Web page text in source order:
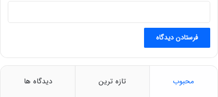
می‌کنند
روبات جهنده
محبوب تازه ترین دیدگاه ها